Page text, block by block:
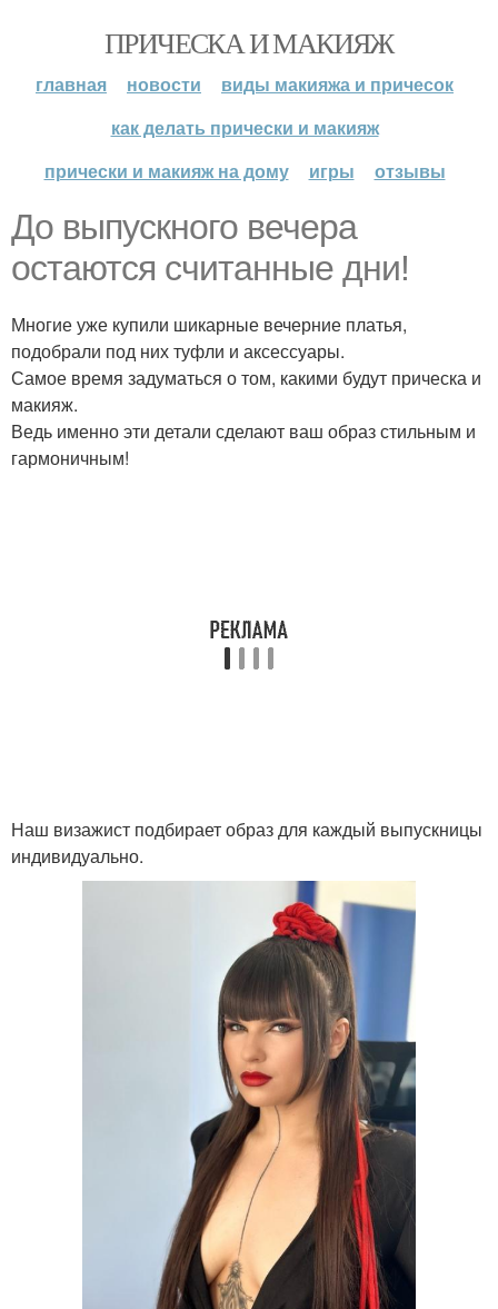
ПРИЧЕСКА И МАКИЯЖ
главная новости
виды макияжа и причесок
как делать прически и макияж
прически и макияж на дому
игры отзывы
До выпускного вечера
остаются считанные дни!
Многие уже купили шикарные вечерние платья,
подобрали под них туфли и аксессуары.
Самое время задуматься о том, какими будут прическа и
макияж.
Ведь именно эти детали сделают ваш образ стильным и
гармоничным!
Наш визажист подбирает образ для каждый выпускницы
индивидуально.